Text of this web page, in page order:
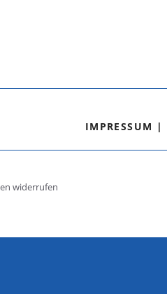
IMPRESSUM |
widerrufen